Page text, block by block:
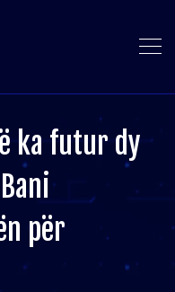
ka futur dy
për